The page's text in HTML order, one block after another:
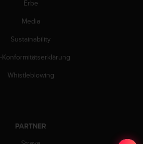
Erbe
Media
Sustainability
Konformitätserklärung
Whistleblowing
PARTNER